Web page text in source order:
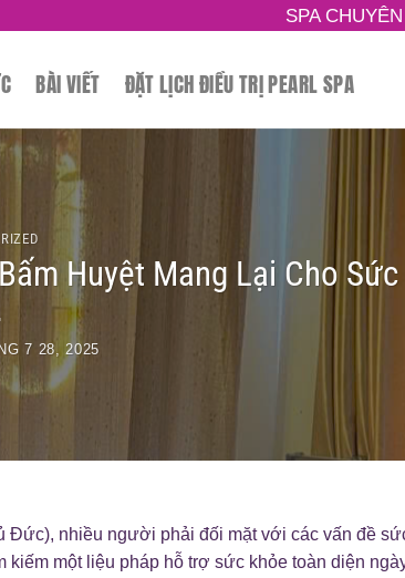
SPA CHUYÊN VỀ ĐIỀU TRỊ
BÀI VIẾT ĐẶT LỊCH ĐIỀU TRỊ PEARL SPA
Huyệt Mang Lại Cho
7 28, 2025
Đức), nhiều người phải đối mặt với các vấn đề
một liệu pháp hỗ trợ sức khỏe toàn diện